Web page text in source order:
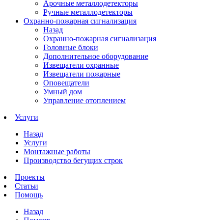
Арочные металлодетекторы
Ручные металлодетекторы
Охранно-пожарная сигнализация
Назад
Охранно-пожарная сигнализация
Головные блоки
Дополнительное оборудование
Извещатели охранные
Извещатели пожарные
Оповещатели
Умный дом
Управление отоплением
Услуги
Назад
Услуги
Монтажные работы
Производство бегущих строк
Проекты
Статьи
Помощь
Назад